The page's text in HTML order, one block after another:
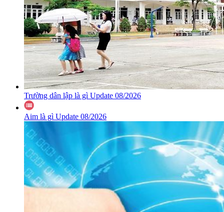
Trường dân lập là gì Update 08/2026
Aim là gì Update 08/2026